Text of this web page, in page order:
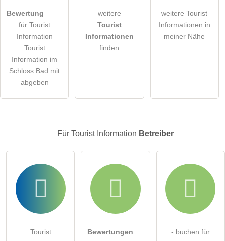
Klicken Sie hier um eine
Information-Eintrag zu stellen
Bewertung
für Tourist
Information
Tourist
Information im
Schloss Bad mit
abgeben
weitere
Tourist
Informationen
finden
weitere Tourist
Informationen in
meiner Nähe
Für Tourist Information Betreiber
Tourist
Bewertungen
- buchen für